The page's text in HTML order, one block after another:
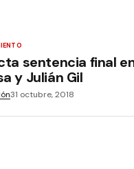
sentencia final
y Julián Gil
31 octubre, 2018